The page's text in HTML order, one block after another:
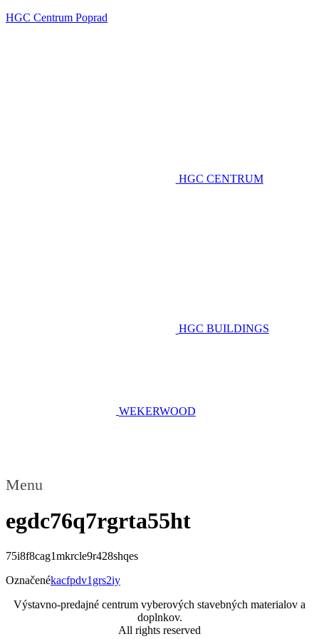
HGC Centrum Poprad
HGC CENTRUM
HGC BUILDINGS
WEKERWOOD
Menu
egdc76q7rgrta55ht
75i8f8cag1mkrcle9r428shqes
Označenékacfpdv1grs2iy
Výstavno-predajné centrum vyberových stavebných materialov a
doplnkov.
All rights reserved